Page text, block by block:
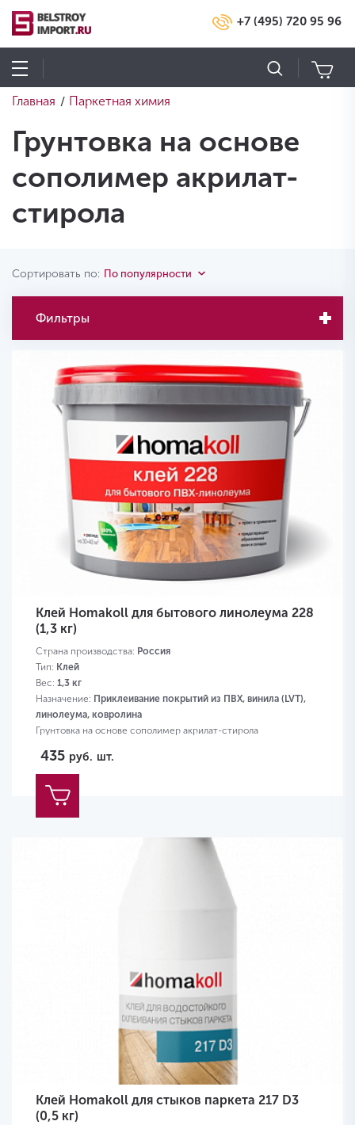
+7 (495) 720 95 96
Главная / Паркетная химия
Грунтовка на основе
сополимер акрилат-
стирола
Сортировать по: По популярности
Фильтры
Клей Homakoll для бытового линолеума 228
(1,3 кг)
Страна производства: Россия
Тип: Клей
Вес: 1,3 кг
Назначение: Приклеивание покрытий из ПВХ, винила (LVT),
линолеума, ковролина
Грунтовка на основе сополимер акрилат-стирола
435 руб. шт.
Клей Homakoll для стыков паркета 217 D3
(0,5 кг)